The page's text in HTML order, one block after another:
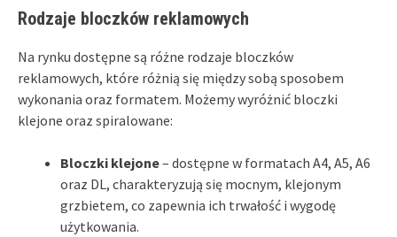
Rodzaje bloczków reklamowych
Na rynku dostępne są różne rodzaje bloczków
reklamowych, które różnią się między sobą sposobem
wykonania oraz formatem. Możemy wyróżnić bloczki
klejone oraz spiralowane:
Bloczki klejone– dostępne w formatach A4, A5, A6
oraz DL, charakteryzują się mocnym, klejonym
grzbietem, co zapewnia ich trwałość i wygodę
użytkowania.